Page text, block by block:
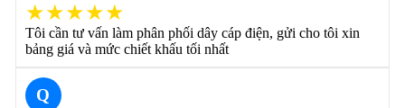
★★★★★
Tôi cần tư vấn làm phân phối dây cáp điện, gửi cho tôi xin
bảng giá và mức chiết khấu tối nhất
Q